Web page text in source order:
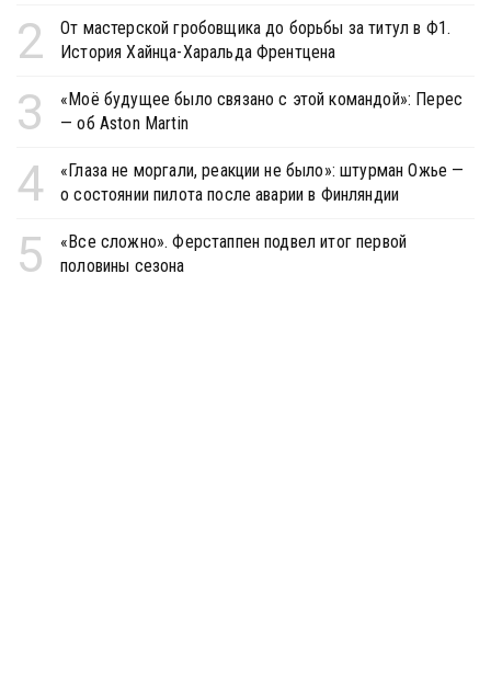
2
От мастерской гробовщика до борьбы за титул в Ф1.
История Хайнца-Харальда Френтцена
3
«Моё будущее было связано с этой командой»: Перес
— об Aston Martin
4
«Глаза не моргали, реакции не было»: штурман Ожье —
о состоянии пилота после аварии в Финляндии
5
«Все сложно». Ферстаппен подвел итог первой
половины сезона